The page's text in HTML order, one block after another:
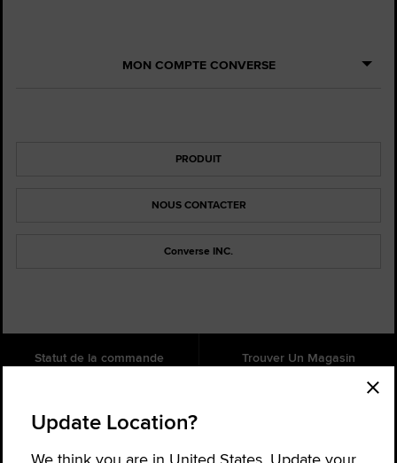
MON COMPTE CONVERSE
PRODUIT
NOUS CONTACTER
Converse INC.
Statut de la commande Trouver Un Magasin
Inscrivez-vous pour recevoir des
nouvelles
Update Location?